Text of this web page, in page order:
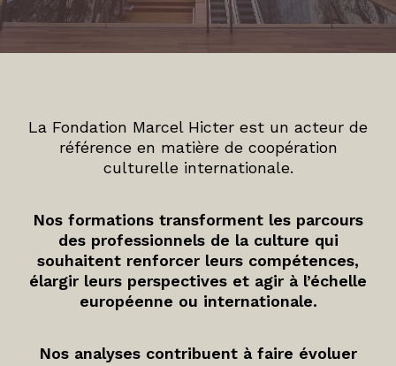
La Fondation Marcel Hicter est un acteur de
référence en matière de coopération
culturelle internationale.
Nos formations transforment les parcours
des professionnels de la culture qui
souhaitent renforcer leurs compétences,
élargir leurs perspectives et agir à l’échelle
européenne ou internationale.
Nos analyses contribuent à faire évoluer